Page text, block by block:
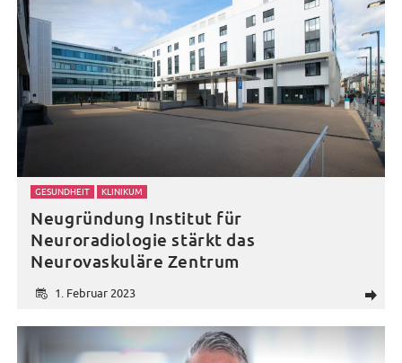
d
1. Februar 2023
GESUNDHEIT KLINIKUM
Neugründung Institut für
Neuroradiologie stärkt das
Neurovaskuläre Zentrum